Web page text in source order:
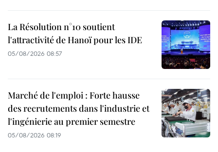
La Résolution n°10 soutient
l'attractivité de Hanoï pour les IDE
05/08/2026 08:57
Marché de l'emploi : Forte hausse
des recrutements dans l'industrie et
l'ingénierie au premier semestre
05/08/2026 08:19